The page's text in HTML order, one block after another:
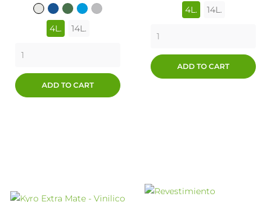
8001
BLANCO
AZULVERDE
FRONTÓN
AzulGris
4L. 14L.
ADD TO CART
4L. 14L.
ADD TO CART